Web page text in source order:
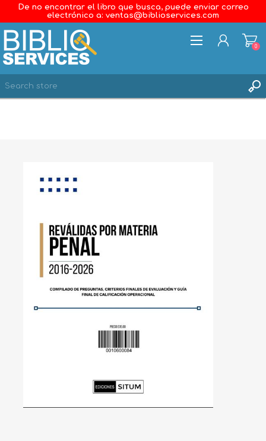
De no encontrar el libro que busca, puede enviar correo
electrónico a: ventas@biblioservices.com
0